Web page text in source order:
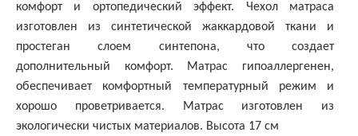
комфорт и ортопедический эффект. Чехол матраса
изготовлен из синтетической жаккардовой ткани и
простеган слоем синтепона, что создает
дополнительный комфорт. Матрас гипоаллергенен,
обеспечивает комфортный температурный режим и
хорошо проветривается. Матрас изготовлен из
экологически чистых материалов. Высота 17 см